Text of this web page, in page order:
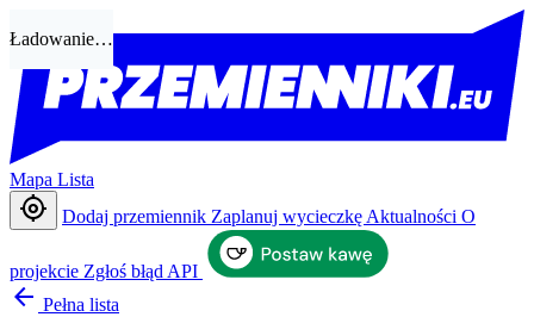
Ładowanie…
Mapa Lista
my_location Dodaj przemiennik Zaplanuj wycieczkę Aktualności O
projekcie Zgłoś błąd API
arrow_back Pełna lista